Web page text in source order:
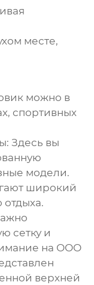
месте,
можно в
спортивных
Здесь вы
модели.
широкий
отдыха.
сетку и
на ООО
верхней